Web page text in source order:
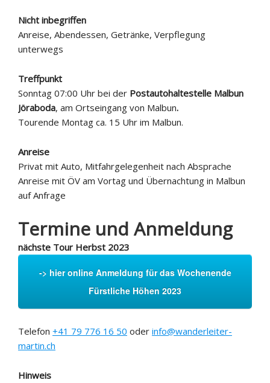
Nicht inbegriffen
Anreise, Abendessen, Getränke, Verpflegung
unterwegs
Treffpunkt
Sonntag 07:00 Uhr bei der Postautohaltestelle Malbun
Jöraboda, am Ortseingang von Malbun.
Tourende Montag ca. 15 Uhr im Malbun.
Anreise
Privat mit Auto, Mitfahrgelegenheit nach Absprache
Anreise mit ÖV am Vortag und Übernachtung in Malbun
auf Anfrage
Termine und Anmeldung
nächste Tour Herbst 2023
-> hier online Anmeldung für das Wochenende
Fürstliche Höhen 2023
Telefon +41 79 776 16 50 oder info@wanderleiter-
martin.ch
Hinweis